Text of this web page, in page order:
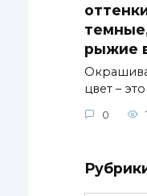
рыжие
цвет –
0